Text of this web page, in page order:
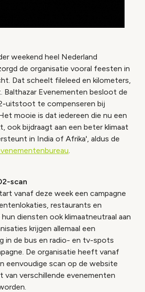
weekend heel Nederland
de organisatie vooral feesten in
Dat scheelt fileleed en kilometers,
Evenementen besloot de
uitstoot te compenseren bij
mooie is dat iedereen die nu een
ook bijdraagt aan een beter klimaat
in India of Afrika', aldus de
.
scan
vanaf deze week een campagne
restaurants en
diensten ook klimaatneutraal aan
krijgen allemaal een
in de bus en radio- en tv-spots
De organisatie heeft vanaf
eenvoudige scan op de website
van verschillende evenementen